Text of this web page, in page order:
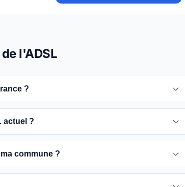
l'ADSL
?
2030. D'ici là, les utilisateurs sont
plus rapides et fiables.
actuel ?
jusqu'à la date de fermeture du réseau
passer à la fibre optique dès que possible pour
commune ?
les communes. Vous pouvez trouver ces